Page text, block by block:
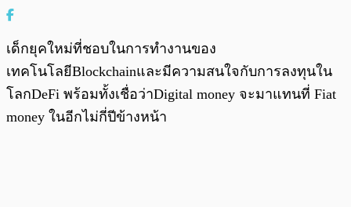
เด็กยุคใหม่ที่ชอบในการทำงานของ
เทคโนโลยีBlockchainและมีความสนใจกับการลงทุนใน
โลกDeFi พร้อมทั้งเชื่อว่าDigital money จะมาแทนที่ Fiat
money ในอีกไม่กี่ปีข้างหน้า